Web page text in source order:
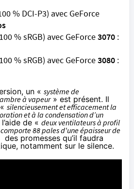
% DCI-P3) avec GeForce
% sRGB) avec GeForce3070 :
% sRGB) avec GeForce3080 :
un « système de
à vapeur» est présent. Il
silencieusement et efficacement la
et à la condensation d’un
de « deux ventilateurs à profil
88 pales d'une épaisseur de
promesses qu’il faudra
notamment sur le silence.